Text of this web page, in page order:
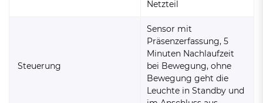
Netzteil
Steuerung
Sensor mit
Präsenzerfassung, 5
Minuten Nachlaufzeit
bei Bewegung, ohne
Bewegung geht die
Leuchte in Standby und